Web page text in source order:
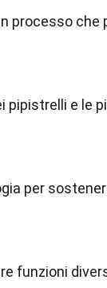
processo
pipistrelli e le
per
funzioni